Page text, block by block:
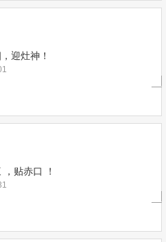
迎灶神！
大年初三 ，贴赤口 ！